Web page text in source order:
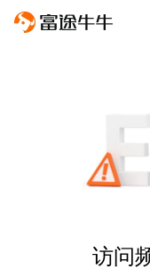
访问